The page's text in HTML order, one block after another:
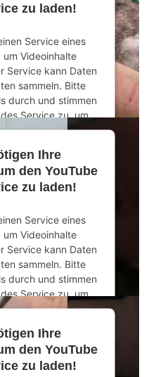
zu laden!
Service eines
Videoinhalte
Service kann Daten
sammeln. Bitte
durch und stimmen
Service zu, um
anzusehen.
Consent
&eRecht24
Ihre
den YouTube
zu laden!
Service eines
Videoinhalte
Service kann Daten
sammeln. Bitte
durch und stimmen
Service zu, um
anzusehen.
Ihre
den YouTube
zu laden!